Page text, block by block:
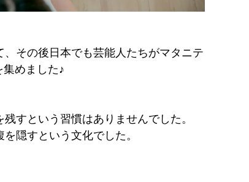
その後日本でも芸能人たちがマタニテ
めました♪
すという習慣はありませんでした。
隠すという文化でした。